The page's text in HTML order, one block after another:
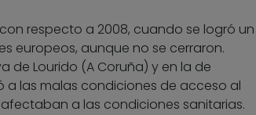
respecto a 2008, cuando se logró un
europeos, aunque no se cerraron.
de Lourido (A Coruña) y en la de
a las malas condiciones de acceso al
a las condiciones sanitarias.